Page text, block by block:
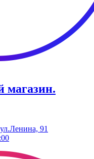
магазин.
91